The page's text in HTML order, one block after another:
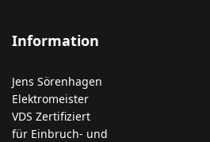
Information
Jens Sörenhagen
Elektromeister
VDS Zertifiziert
für Einbruch- und